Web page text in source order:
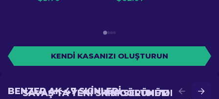
KENDI KASANIZI OLUŞTURUN
YÜKSELTME'DE DAHA
SAVAŞ'TA YENI SKIN GÖRÜNÜM ELDE
BENZER AK-47 SKINLERI